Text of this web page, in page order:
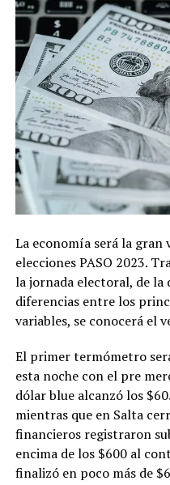
La economía será la gran
elecciones PASO 2023.
la jornada electoral, de
diferencias entre los
variables, se conocerá el
El primer termómetro
esta noche con el pre
dólar blue alcanzó los
mientras que en Salta
financieros registraron
encima de los $600 al
finalizó en poco más de